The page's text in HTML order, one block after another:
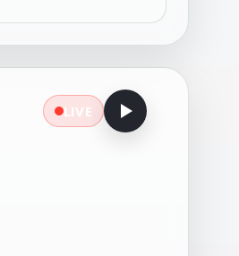
di W.A. Mozart per
LIVE